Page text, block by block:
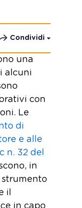
Condividi
una
alcuni
con
Le
di
e alle
n. 32 del
in
il